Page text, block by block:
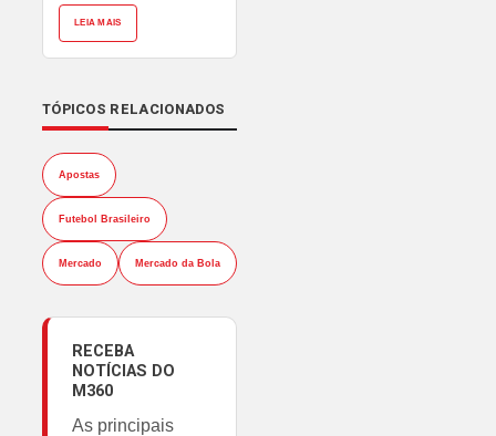
LEIA MAIS
TÓPICOS RELACIONADOS
Apostas
Futebol Brasileiro
Mercado Mercado da Bola
RECEBA
NOTÍCIAS DO
M360
As principais